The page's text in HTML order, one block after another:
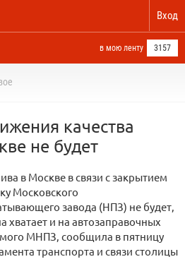
Вход
в мою ленту 3157
качества
не будет
в Москве в связи с закрытием
Московского
завода (НПЗ) не будет,
хватает и на автозаправочных
МНПЗ, сообщила в пятницу
транспорта и связи столицы